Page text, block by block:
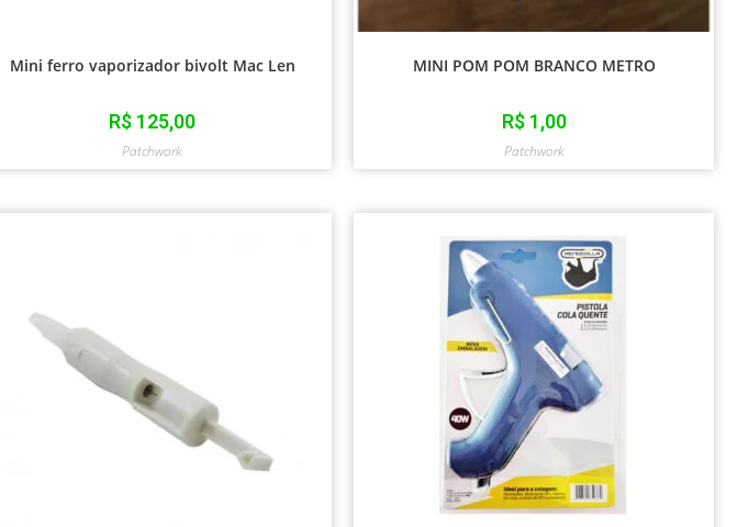
Mini ferro vaporizador bivolt Mac Len
R$ 125,00
Patchwork
MINI POM POM BRANCO METRO
R$1,00
Patchwork